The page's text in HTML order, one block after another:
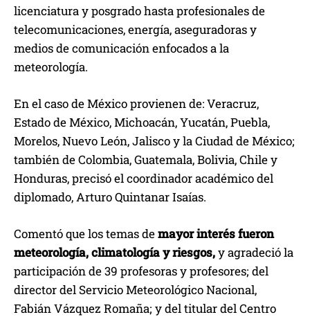
licenciatura y posgrado hasta profesionales de
telecomunicaciones, energía, aseguradoras y
medios de comunicación enfocados a la
meteorología.
En el caso de México provienen de: Veracruz,
Estado de México, Michoacán, Yucatán, Puebla,
Morelos, Nuevo León, Jalisco y la Ciudad de México;
también de Colombia, Guatemala, Bolivia, Chile y
Honduras, precisó el coordinador académico del
diplomado, Arturo Quintanar Isaías.
Comentó que los temas demayor interés fueron
meteorología, climatología y riesgos,y agradeció la
participación de 39 profesoras y profesores; del
director del Servicio Meteorológico Nacional,
Fabián Vázquez Romaña; y del titular del Centro